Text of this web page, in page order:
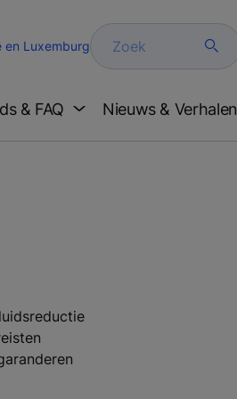
en Luxemburg Zoek
& FAQ Nieuws & Verhalen